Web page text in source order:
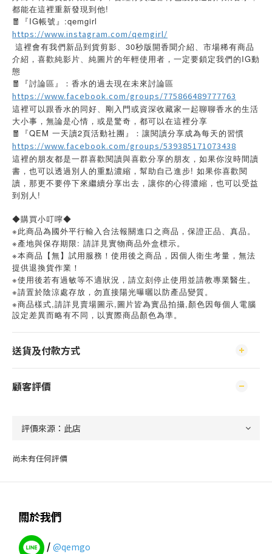
都能在這裡重新發現到他!
🧧『IG帳號』:qemgirl
https://www.instagram.com/qemgirl/
這裡會有我們新品到貨剪影、30秒版開香聞介紹、市場稀有商品
介紹，喜歡純影片、純圖片的年輕使用者，一定要鎖定我們的IG動
態
🧧『討論區』：香水的過去現在未來討論區
https://www.facebook.com/groups/775866489777763
這裡可以跟香水的同好、剛入門或資深收藏家一起聊聊香水的生活
大小事，無論是心情，或是驚奇，都可以在這裡分享
🧧『QEM 一天讀2頁活動社團』：讓閱讀分享成為每天的習慣
https://www.facebook.com/groups/539385171073438
這裡的朋友都是一群喜歡閱讀與喜歡分享的朋友，如果你沒時間讀
書，也可以透過別人的重點濃縮，幫助自己進步! 如果你喜歡閱
讀，那更不要停下來繼續分享出去，讓你的心得濃縮，也可以受益
到別人!
◆購買小叮嚀◆
※此商品為國外平行輸入合法報關進口之商品，保證正品、真品。
※產地與保存期限: 請詳見實物商品外盒標示。
※本商品【無】試用服務！使用後之商品，因個人衛生考量，無法
提供退換貨作業！
※使用後若有過敏等不適狀況，請立刻停止使用並請教專業醫生。
※請置於陰涼處存放，勿直接陽光曝曬以防產品變質。
※商品樣式,請詳見賣場圖示, 圖片皆為實品拍攝, 顏色因每個人電腦
設定差異而略有不同，以實際商品顏色為準。
送貨及付款方式
顧客評價
尚未有任何評價
關於我們
/ @qemgo